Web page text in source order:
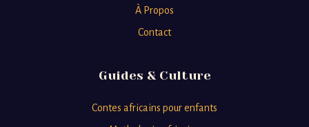
À Propos
Contact
Guides & Culture
Contes africains pour enfants